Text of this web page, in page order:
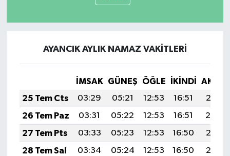
AYANCIK AYLIK NAMAZ VAKITLERI
İMSAK GÜNEŞ ÖĞLE İKINDI
25 Tem Cts
03:29 05:21 12:53 16:51
20:15
26 Tem Paz
03:31 05:22 12:53 16:51
20:14
27 Tem Pts
03:33 05:23 12:53 16:50
20:13
28 Tem Sal
03:34 05:24 12:53 16:50
20:12